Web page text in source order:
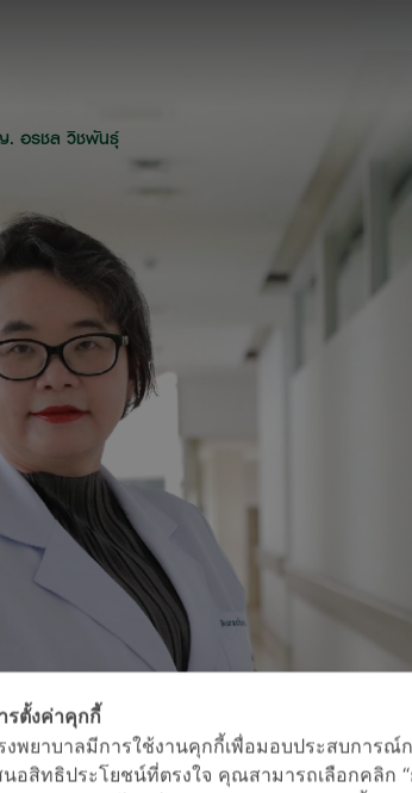
อรชล วิชพันธุ์
รตั้งค่าคุกกี้
งพยาบาลมีการใช้งานคุกกี้เพื่อมอบประสบการ
นอสิทธิประโยชน์ที่ตรงใจ คุณสามารถเลือกคลิก